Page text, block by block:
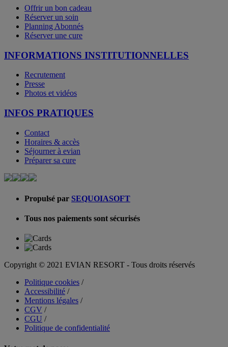
Offrir un bon cadeau
Réserver un soin
Planning Abonnés
Réserver une cure
INFORMATIONS INSTITUTIONNELLES
Recrutement
Presse
Photos et vidéos
INFOS PRATIQUES
Contact
Horaires & accès
Séjourner à evian
Préparer sa cure
Propulsé par SEQUOIASOFT
Tous nos paiements sont sécurisés
Copyright © 2021 EVIAN RESORT - Tous droits réservés
Politique cookies /
Accessibilité /
Mentions légales /
CGV /
CGU /
Politique de confidentialité